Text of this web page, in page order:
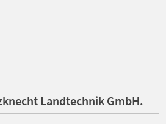
Landtechnik GmbH.